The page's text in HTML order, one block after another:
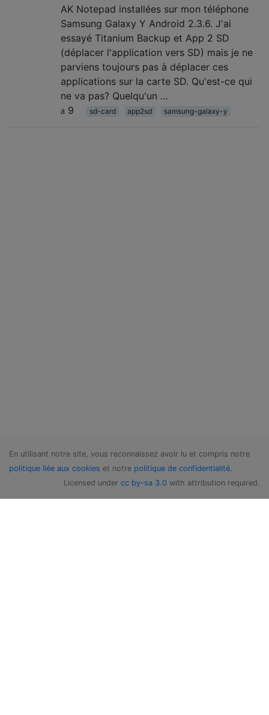
AK Notepad installées sur mon téléphone
Samsung Galaxy Y Android 2.3.6. J'ai
essayé Titanium Backup et App 2 SD
(déplacer l'application vers SD) mais je ne
parviens toujours pas à déplacer ces
applications sur la carte SD. Qu'est-ce qui
ne va pas? Quelqu'un …
9
sd-card app2sd samsung-galaxy-y
En utilisant notre site, vous reconnaissez avoir lu et compris notre
politique liée aux cookies et notre politique de confidentialité.
Licensed under cc by-sa 3.0 with attribution required.